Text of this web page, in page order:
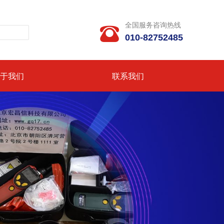
 全国服务咨询热线
010-82752485
我们 联系我们